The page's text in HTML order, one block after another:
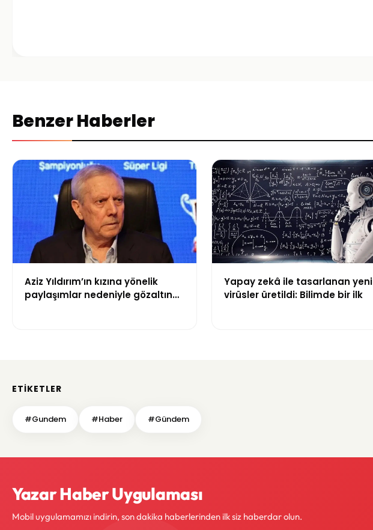
Benzer Haberler
Aziz Yıldırım’ın kızına yönelik
paylaşımlar nedeniyle gözaltına
Yapay zekâ ile tasarlanan yeni
virüsler üretildi: Bilimde bir ilk
ETIKETLER
#Gundem #Haber #Gündem
Yazar Haber Uygulaması
Mobil uygulamamızı indirin, son dakika haberlerinden ilk siz haberdar olun.